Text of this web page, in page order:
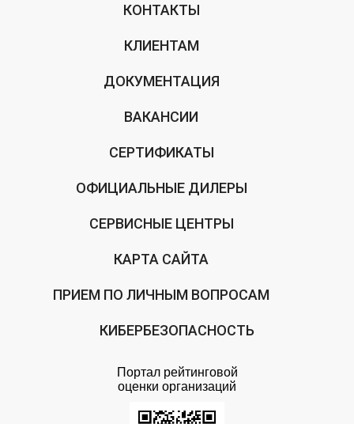
КОНТАКТЫ
КЛИЕНТАМ
ДОКУМЕНТАЦИЯ
ВАКАНСИИ
СЕРТИФИКАТЫ
ОФИЦИАЛЬНЫЕ ДИЛЕРЫ
СЕРВИСНЫЕ ЦЕНТРЫ
КАРТА САЙТА
ПРИЕМ ПО ЛИЧНЫМ ВОПРОСАМ
КИБЕРБЕЗОПАСНОСТЬ
Портал рейтинговой
оценки организаций